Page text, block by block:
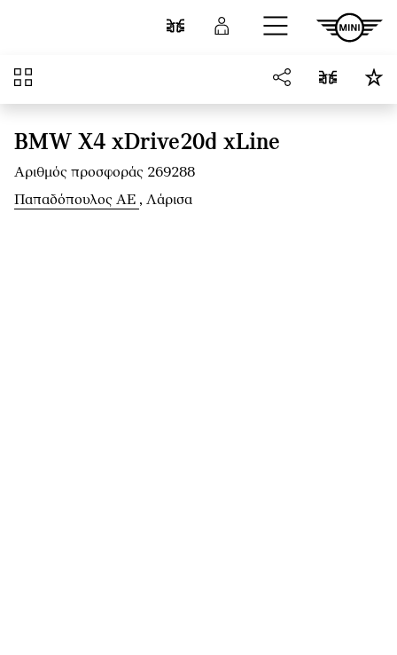
Μετάβαση στο κύριο περιεχόμενο
Σύγκριση Σύνδεση
Επισκόπηση
BMW X4 xDrive20d xLine
Αριθμός προσφοράς 269288
Παπαδόπουλος ΑΕ , Λάρισα